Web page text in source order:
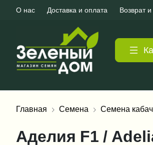
О нас Доставка и оплата Возврат
Главная Семена Семена
Аделия F1 /